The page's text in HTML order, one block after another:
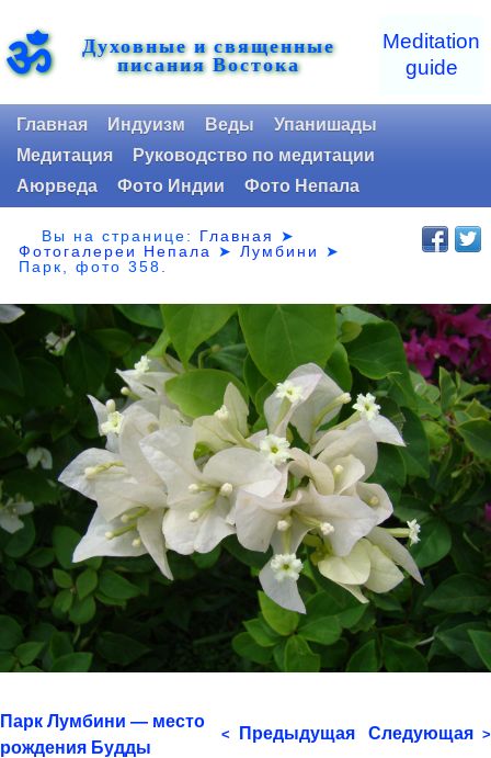
ॐ Духовные и священные
писания Востока
Meditation
guide
Главная Индуизм Веды
Упанишады
Медитация
Руководство по медитации
Аюрведа
Фото Индии Фото Непала
Вы на странице: Главная
➤
Фотогалереи Непала
➤Лумбини
➤
Парк,фото 358.
Парк Лумбини — место
рождения Будды
< Предыдущая Следующая >